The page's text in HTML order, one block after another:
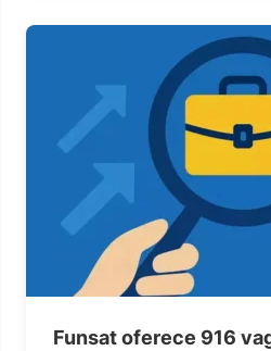
Funsat oferece 916